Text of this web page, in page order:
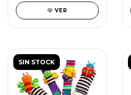
VER
SIN STOCK